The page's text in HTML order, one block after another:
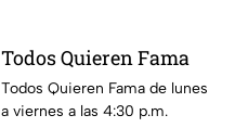
revive los conciertos.
Todos Quieren Fama
Todos Quieren Fama de lunes
a viernes a las 4:30 p.m.